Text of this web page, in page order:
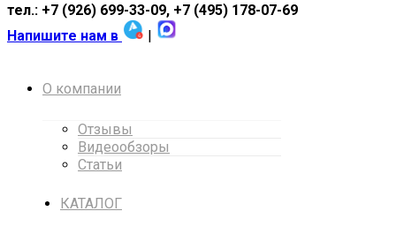
тел.: +7 (926) 699-33-09, +7 (495) 178-07-69
Напишите нам в
|
О компании
Отзывы
Видеообзоры
Статьи
КАТАЛОГ